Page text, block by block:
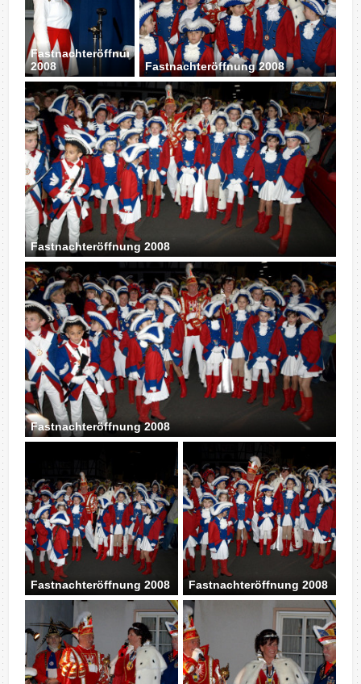
Fastnachteröffnung
2008
Fastnachteröffnung 2008
Fastnachteröffnung 2008
Fastnachteröffnung 2008
Fastnachteröffnung 2008 Fastnachteröffnung 2008